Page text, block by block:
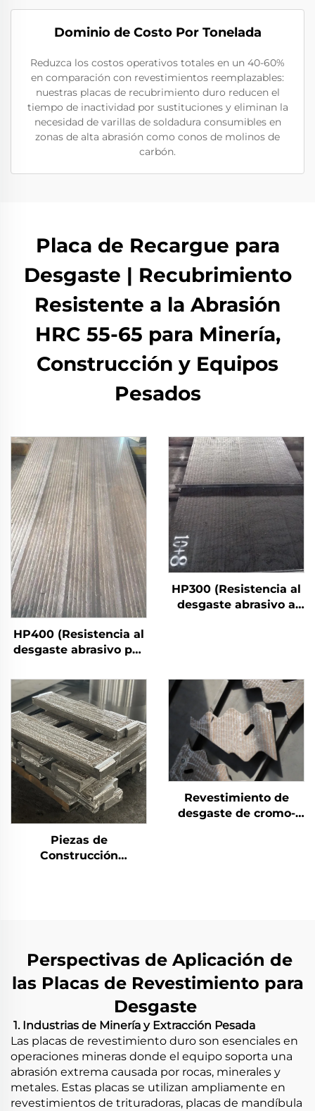
Dominio de Costo Por Tonelada
Reduzca los costos operativos totales en un 40-60%
en comparación con revestimientos reemplazables:
nuestras placas de recubrimiento duro reducen el
tiempo de inactividad por sustituciones y eliminan la
necesidad de varillas de soldadura consumibles en
zonas de alta abrasión como conos de molinos de
carbón.
Placa de Recargue para
Desgaste | Recubrimiento
Resistente a la Abrasión
HRC 55-65 para Minería,
Construcción y Equipos
Pesados
HP400 (Resistencia al
desgaste abrasivo por
HP300 (Resistencia al
desgaste abrasivo a
Piezas de
Construcción
Revestimiento de
desgaste de cromo-
Perspectivas de Aplicación de
las Placas de Revestimiento para
Desgaste
1. Industrias de Minería y Extracción Pesada
Las placas de revestimiento duro son esenciales en
operaciones mineras donde el equipo soporta una
abrasión extrema causada por rocas, minerales y
metales. Estas placas se utilizan ampliamente en
revestimientos de trituradoras, placas de mandíbula